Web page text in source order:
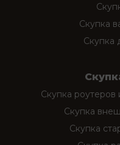
Скупка
Скупка
Скупка роутеров
Скупка
Скупка